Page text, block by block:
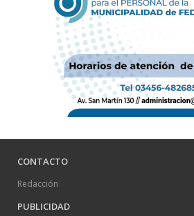
CONTACTO
Redacción
PUBLICIDAD